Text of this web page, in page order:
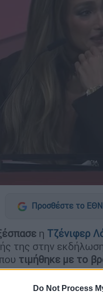
Do Not Process
Προσθέστε το
η Τζένιφερ
της στην
τιμήθηκε με το